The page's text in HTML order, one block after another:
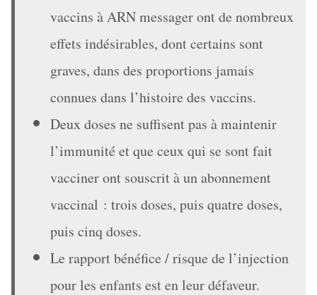
vaccins à ARN messager ont de nombreux
effets indésirables, dont certains sont
graves, dans des proportions jamais
connues dans l’histoire des vaccins.
Deux doses ne suffisent pas à maintenir
l’immunité et que ceux qui se sont fait
vacciner ont souscrit à un abonnement
vaccinal : trois doses, puis quatre doses,
puis cinq doses.
Le rapport bénéfice / risque de l’injection
pour les enfants est en leur défaveur.